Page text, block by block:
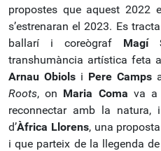
propostes que aquest 2022
s’estrenaran el 2023. Es
ballarí i coreògraf Magí
transhumància artística feta
Arnau Obiols i Pere Camps
Roots, on Maria Coma va a
reconnectar amb la natura, i
d’Àfrica Llorens, una
i que parteix de la llegenda